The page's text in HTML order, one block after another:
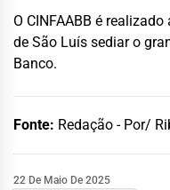
O CINFAABB é
de São Luís sediar o
Banco.
Fonte: Redação - Por/
22 De Maio De 2025